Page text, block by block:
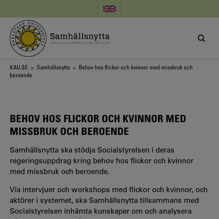
huvudinnehåll
Länkstig
KAU.SE > Samhällsnytta > Behov hos flickor och kvinnor med missbruk och
beroende
BEHOV HOS FLICKOR OCH KVINNOR MED
MISSBRUK OCH BEROENDE
Samhällsnytta ska stödja Socialstyrelsen i deras
regeringsuppdrag kring behov hos flickor och kvinnor
med missbruk och beroende.
Via intervjuer och workshops med flickor och kvinnor, och
aktörer i systemet, ska Samhällsnytta tillsammans med
Socialstyrelsen inhämta kunskaper om och analysera